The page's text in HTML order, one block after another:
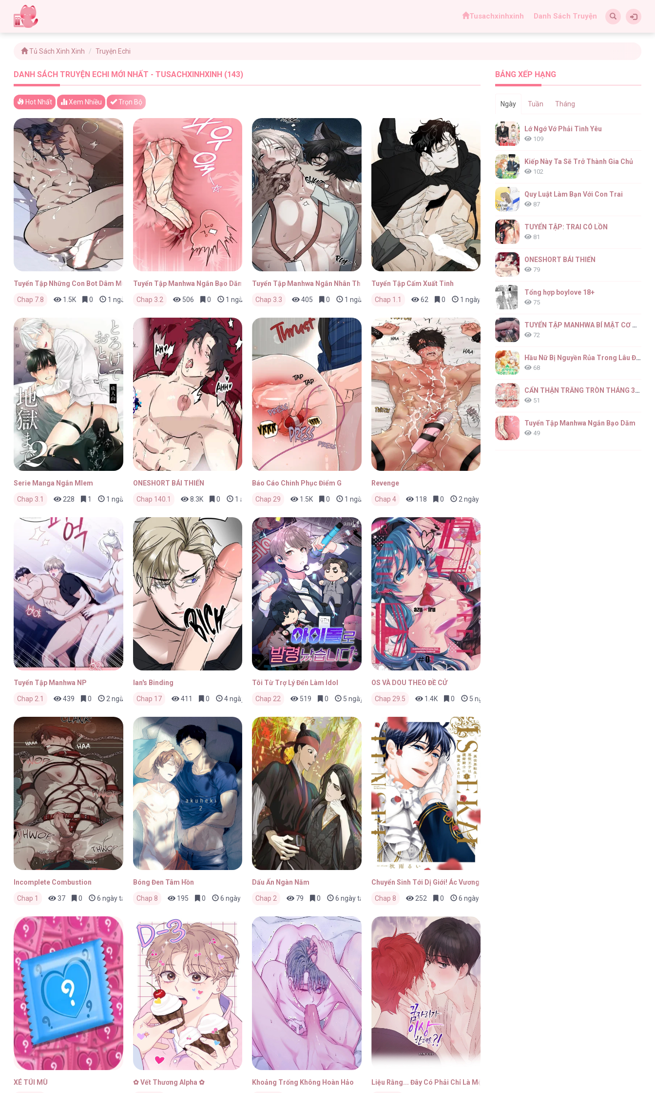
Tusachxinhxinh Danh Sách Truyện
Tủ Sách Xinh Xinh Truyện Echi
DANH SÁCH TRUYỆN ECHI MỚI NHẤT - TUSACHXINHXINH (143)
Hot Nhất Xem Nhiều Trọn Bộ
Tuyển Tập Những Con Bot Dâm Múp Rụp
Chap 7.8 1.5K 0 1 ngày trước
Tuyển Tập Manhwa Ngắn Bạo Dăm
Chap 3.2 506 0 1 ngày trước
Tuyển Tập Manhwa Ngắn Nhân Thú
Chap 3.3 405 0 1 ngày trước
Tuyển Tập Cấm Xuất Tinh
Chap 1.1 62 0 1 ngày trước
Serie Manga Ngắn Mlem
Chap 3.1 228 1 1 ngày trước
ONESHORT BÁI THIẾN
Chap 140.1 8.3K 0 1 ngày trước
Báo Cáo Chinh Phục Điểm G
Chap 29 1.5K 0 1 ngày trước
Revenge
Chap 4 118 0 2 ngày trước
Tuyển Tập Manhwa NP
Chap 2.1 439 0 2 ngày trước
Ian's Binding
Chap 17 411 0 4 ngày trước
Tôi Từ Trợ Lý Đến Làm Idol
Chap 22 519 0 5 ngày trước
OS VÀ DOU THEO ĐỀ CỬ
Chap 29.5 1.4K 0 5 ngày trước
Incomplete Combustion
Chap 1 37 0 6 ngày trước
Bóng Đen Tâm Hồn
Chap 8 195 0 6 ngày trước
Dấu Ấn Ngàn Năm
Chap 2 79 0 6 ngày trước
Chuyển Sinh Tới Dị Giới! Ác Vương Tử Được Kỵ Sĩ Hộ Vệ Cưng Chiều Hết Mực!!
Chap 8 252 0 6 ngày trước
XÉ TÚI MÙ ✿ Vết Thương Alpha ✿ Khoảng Trống Không Hoàn Hảo Liệu Rằng... Đây Có Phải Chỉ Là Một Giấc Mơ Không!?
BẢNG XẾP HẠNG
Ngày Tuần Tháng
Lớ Ngớ Vớ Phải Tình Yêu
109
Kiếp Này Ta Sẽ Trở Thành Gia Chủ
102
Quy Luật Làm Bạn Với Con Trai
87
TUYỂN TẬP: TRAI CÓ LỒN
81
ONESHORT BÁI THIẾN
79
Tổng hợp boylove 18+
75
TUYỂN TẬP MANHWA BÍ MẬT CƠ THỂ
72
Hầu Nữ Bị Nguyền Rủa Trong Lâu Đài Của Công Tước
68
CẨN THẬN TRĂNG TRÒN THÁNG 3 ĐẤY
51
Tuyển Tập Manhwa Ngắn Bạo Dăm
49